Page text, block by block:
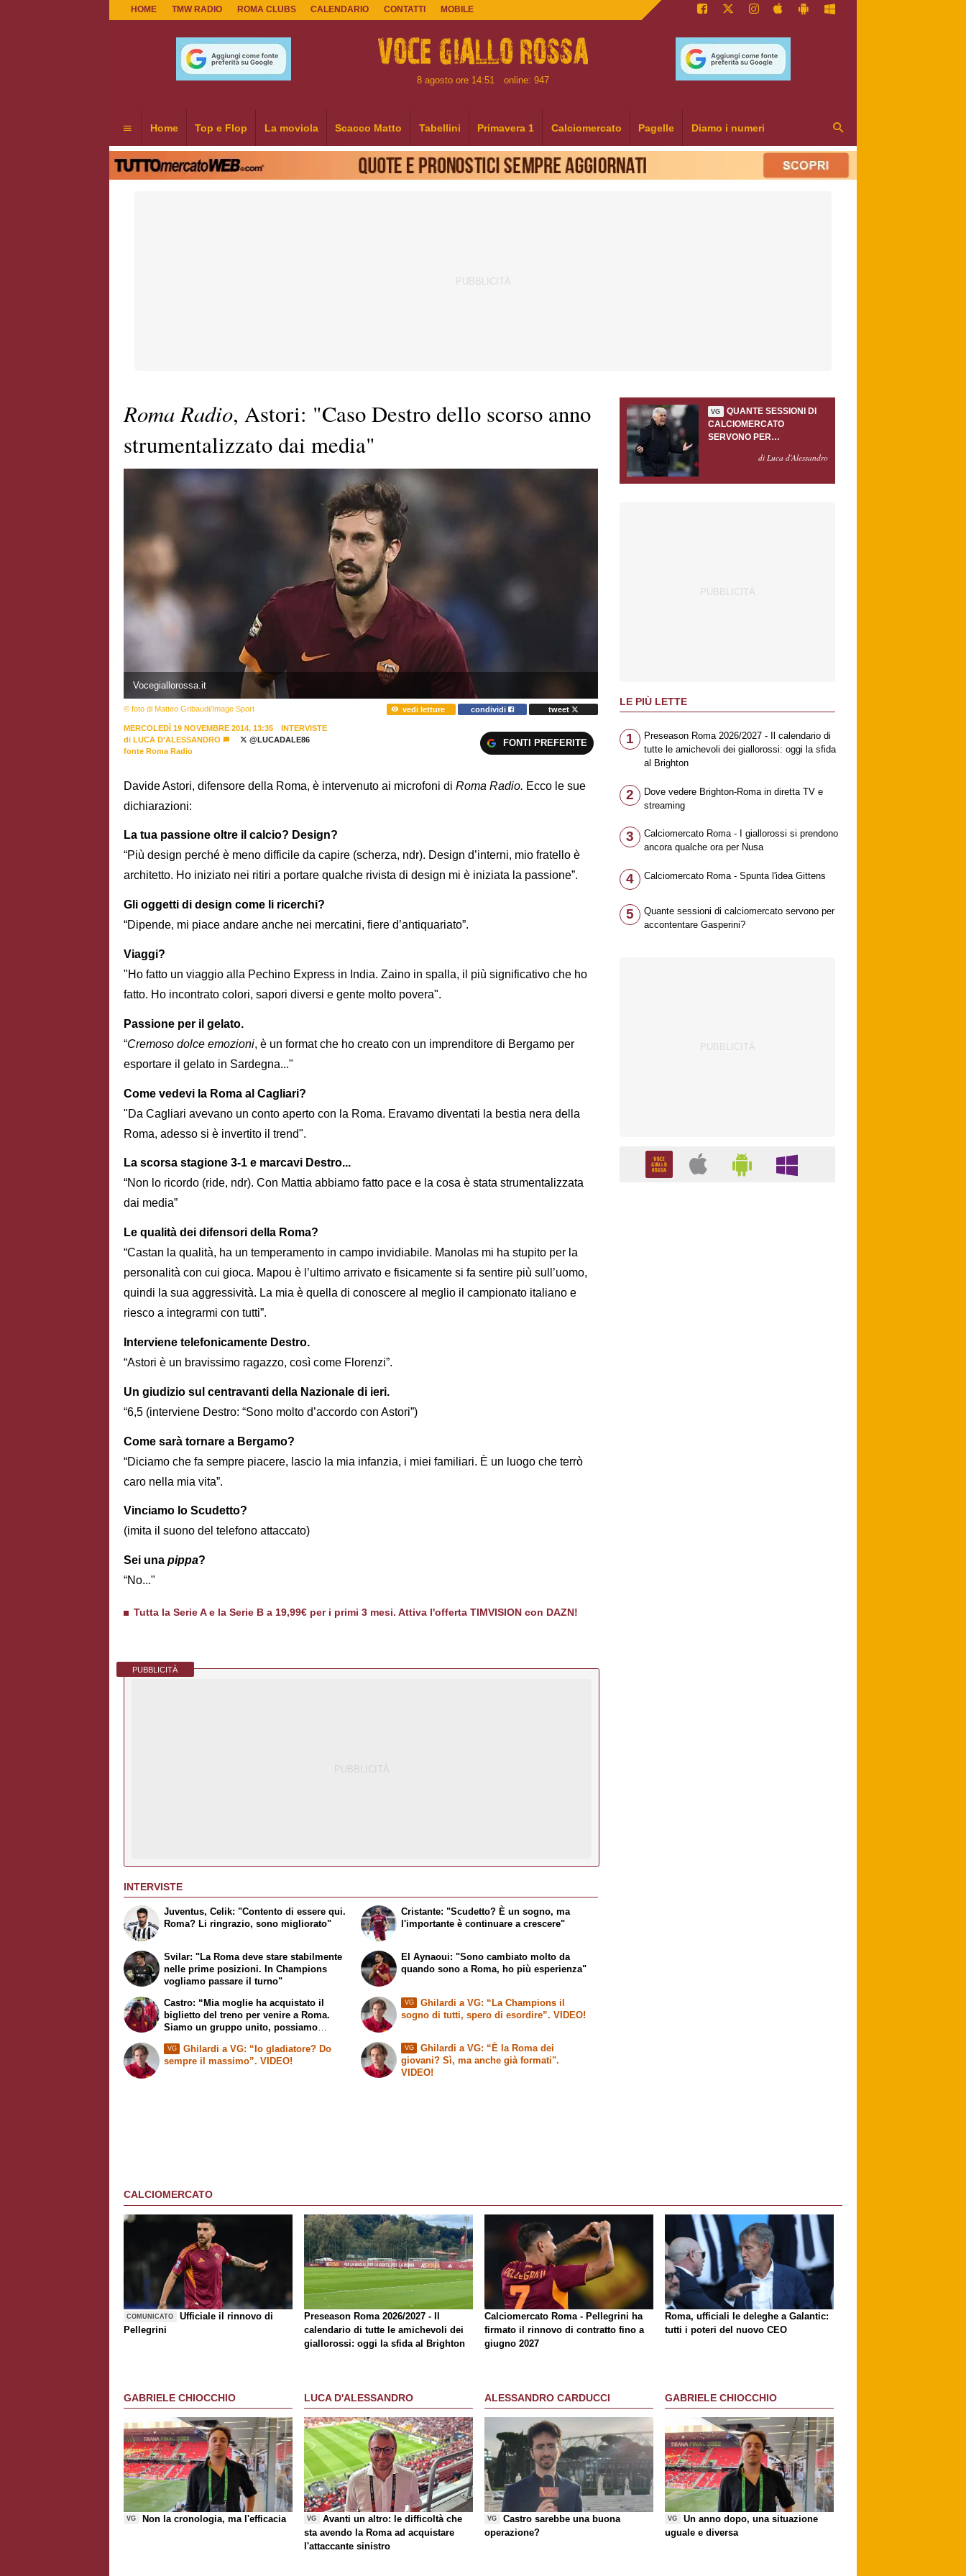
HOME TMW RADIO ROMA CLUBS CALENDARIO CONTATTI MOBILE
8 agosto ore 14:51 online: 947
Home Top e Flop La moviola Scacco Matto Tabellini Primavera 1 Calciomercato Pagelle Diamo i numeri
Roma Radio, Astori: "Caso Destro dello scorso anno
strumentalizzato dai media"
Vocegiallorossa.it
© foto di Matteo Gribaudi/Image Sport vedi letture condividi tweet
MERCOLEDÌ 19 NOVEMBRE 2014, 13:35
INTERVISTE
di LUCA D'ALESSANDRO
@LUCADALE86
fonte Roma Radio
FONTI PREFERITE
Davide Astori, difensore della Roma, è intervenuto ai microfoni di Roma Radio. Ecco le sue
dichiarazioni:
La tua passione oltre il calcio? Design?
“Più design perché è meno difficile da capire (scherza, ndr). Design d’interni, mio fratello è
architetto. Ho iniziato nei ritiri a portare qualche rivista di design mi è iniziata la passione”.
Gli oggetti di design come li ricerchi?
“Dipende, mi piace andare anche nei mercatini, fiere d’antiquariato”.
Viaggi?
"Ho fatto un viaggio alla Pechino Express in India. Zaino in spalla, il più significativo che ho
fatto. Ho incontrato colori, sapori diversi e gente molto povera".
Passione per il gelato.
“Cremoso dolce emozioni, è un format che ho creato con un imprenditore di Bergamo per
esportare il gelato in Sardegna..."
Come vedevi la Roma al Cagliari?
"Da Cagliari avevano un conto aperto con la Roma. Eravamo diventati la bestia nera della
Roma, adesso si è invertito il trend".
La scorsa stagione 3-1 e marcavi Destro...
“Non lo ricordo (ride, ndr). Con Mattia abbiamo fatto pace e la cosa è stata strumentalizzata
dai media”
Le qualità dei difensori della Roma?
“Castan la qualità, ha un temperamento in campo invidiabile. Manolas mi ha stupito per la
personalità con cui gioca. Mapou è l’ultimo arrivato e fisicamente si fa sentire più sull’uomo,
quindi la sua aggressività. La mia è quella di conoscere al meglio il campionato italiano e
riesco a integrarmi con tutti”.
Interviene telefonicamente Destro.
“Astori è un bravissimo ragazzo, così come Florenzi”.
Un giudizio sul centravanti della Nazionale di ieri.
“6,5 (interviene Destro: “Sono molto d’accordo con Astori”)
Come sarà tornare a Bergamo?
“Diciamo che fa sempre piacere, lascio la mia infanzia, i miei familiari. È un luogo che terrò
caro nella mia vita”.
Vinciamo lo Scudetto?
(imita il suono del telefono attaccato)
Sei una pippa?
“No..."
Tutta la Serie A e la Serie B a 19,99€ per i primi 3 mesi. Attiva l'offerta TIMVISION con DAZN!
PUBBLICITÀ
INTERVISTE
Juventus, Celik: "Contento di essere qui.
Roma? Li ringrazio, sono migliorato"
Svilar: "La Roma deve stare stabilmente
nelle prime posizioni. In Champions
vogliamo passare il turno"
Cristante: "Scudetto? È un sogno, ma
l'importante è continuare a crescere"
El Aynaoui: "Sono cambiato molto da
quando sono a Roma, ho più esperienza"
Castro: “Mia moglie ha acquistato il
biglietto del treno per venire a Roma.
Siamo un gruppo unito, possiamo
VG
Ghilardi a VG: “Io gladiatore? Do
sempre il massimo”. VIDEO!
VG
Ghilardi a VG: “La Champions il
sogno di tutti, spero di esordire”. VIDEO!
VG
Ghilardi a VG: “È la Roma dei
giovani? Sì, ma anche già formati".
VIDEO!
VG
QUANTE SESSIONI DI
CALCIOMERCATO
SERVONO PER
GASPERINI?di Luca d'Alessandro
LE PIÙ LETTE
1
Preseason Roma 2026/2027 - Il calendario di
tutte le amichevoli dei giallorossi: oggi la sfida
al Brighton
2
Dove vedere Brighton-Roma in diretta TV e
streaming
3
Calciomercato Roma - I giallorossi si prendono
ancora qualche ora per Nusa
4 Calciomercato Roma - Spunta l'idea Gittens
5
Quante sessioni di calciomercato servono per
accontentare Gasperini?
CALCIOMERCATO
COMUNICATO
Ufficiale il rinnovo di
Pellegrini
Preseason Roma 2026/2027 - Il
calendario di tutte le amichevoli dei
giallorossi: oggi la sfida al Brighton
Calciomercato Roma - Pellegrini ha
firmato il rinnovo di contratto fino a
giugno 2027
Roma, ufficiali le deleghe a Galantic:
tutti i poteri del nuovo CEO
GABRIELE CHIOCCHIO
VG Non la cronologia, ma l'efficacia
LUCA D'ALESSANDRO
VG
Avanti un altro: le difficoltà che
sta avendo la Roma ad acquistare
l'attaccante sinistro
ALESSANDRO CARDUCCI
VG
Castro sarebbe una buona
operazione?
GABRIELE CHIOCCHIO
VG
Un anno dopo, una situazione
uguale e diversa